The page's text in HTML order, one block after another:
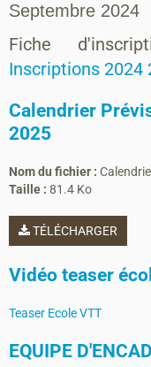
Septembre 2024
Fiche
Inscriptions 2024
Calendrier
2025
Nom du fichier :
Taille : 81.4 Ko
TÉLÉCHARGER
Vidéo teaser
Teaser Ecole VTT
EQUIPE